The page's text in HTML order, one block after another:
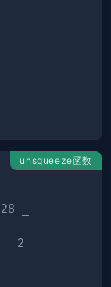
unsqueeze函数
_
2